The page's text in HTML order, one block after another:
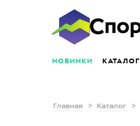
НОВИНКИ КАТАЛОГ
Главная Каталог